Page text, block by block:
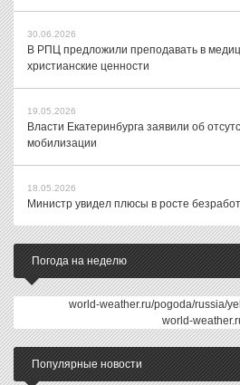
30.06.2026
В РПЦ предложили преподавать в
христианские ценности
19.05.2026
Власти Екатеринбурга заявили об
мобилизации
18.05.2026
Министр увидел плюсы в росте
Погода на неделю
world-weather.ru/pogoda/russia/
world-
Популярные новости